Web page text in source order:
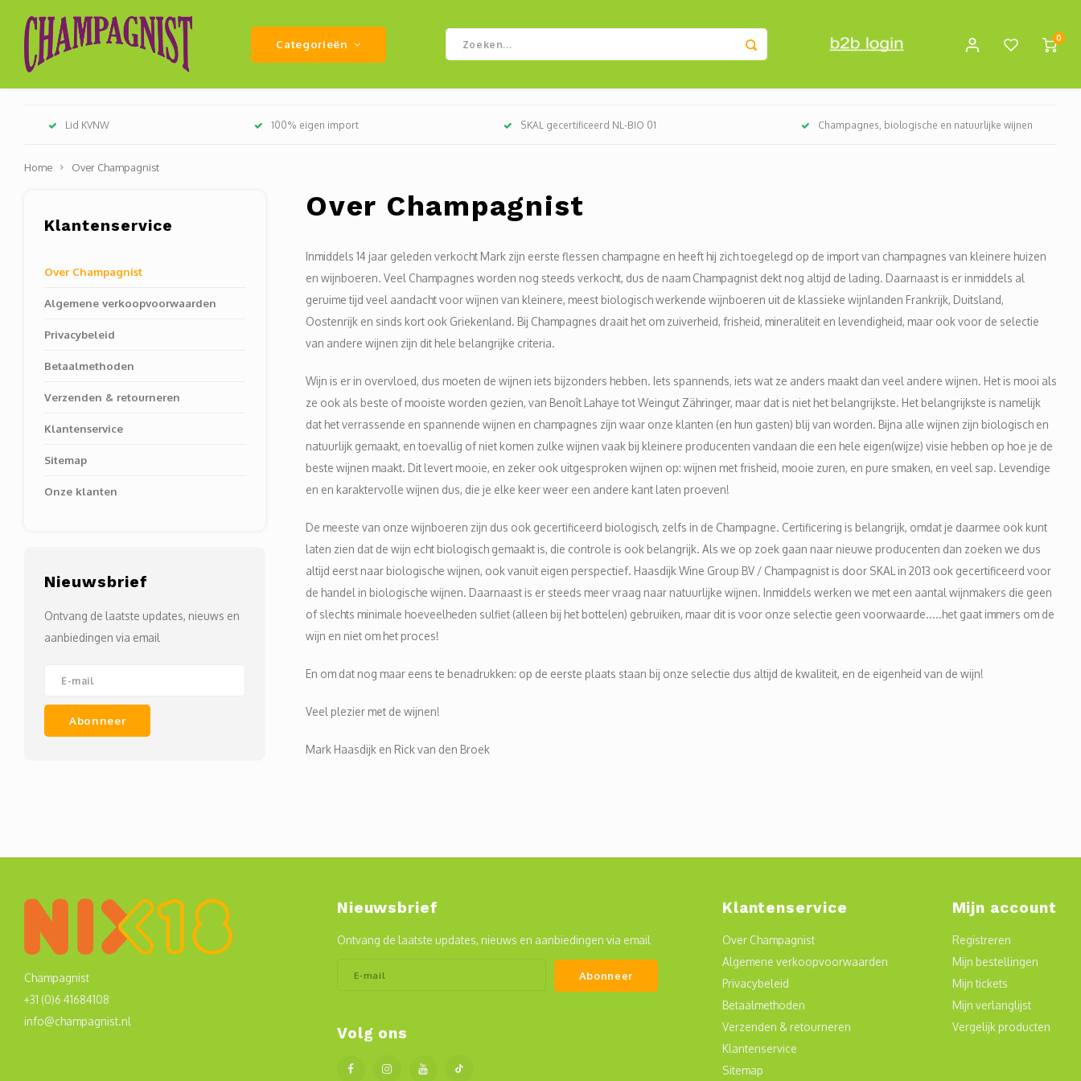
Categorieën 0
Lid KVNW 100% eigen import SKAL gecertificeerd NL-BIO 01 Champagnes, biologische en natuurlijke wijnen
Home Over Champagnist
Klantenservice
Over Champagnist
Algemene verkoopvoorwaarden
Privacybeleid
Betaalmethoden
Verzenden & retourneren
Klantenservice
Sitemap
Onze klanten
Nieuwsbrief
Ontvang de laatste updates, nieuws en
aanbiedingen via email
Abonneer
Over Champagnist
Inmiddels 14 jaar geleden verkocht Mark zijn eerste flessen champagne en heeft hij zich toegelegd op de import van champagnes van kleinere huizen
en wijnboeren. Veel Champagnes worden nog steeds verkocht, dus de naam Champagnist dekt nog altijd de lading. Daarnaast is er inmiddels al
geruime tijd veel aandacht voor wijnen van kleinere, meest biologisch werkende wijnboeren uit de klassieke wijnlanden Frankrijk, Duitsland,
Oostenrijk en sinds kort ook Griekenland. Bij Champagnes draait het om zuiverheid, frisheid, mineraliteit en levendigheid, maar ook voor de selectie
van andere wijnen zijn dit hele belangrijke criteria.
Wijn is er in overvloed, dus moeten de wijnen iets bijzonders hebben. Iets spannends, iets wat ze anders maakt dan veel andere wijnen. Het is mooi als
ze ook als beste of mooiste worden gezien, van Benoît Lahaye tot Weingut Zähringer, maar dat is niet het belangrijkste. Het belangrijkste is namelijk
dat het verrassende en spannende wijnen en champagnes zijn waar onze klanten (en hun gasten) blij van worden. Bijna alle wijnen zijn biologisch en
natuurlijk gemaakt, en toevallig of niet komen zulke wijnen vaak bij kleinere producenten vandaan die een hele eigen(wijze) visie hebben op hoe je de
beste wijnen maakt. Dit levert mooie, en zeker ook uitgesproken wijnen op: wijnen met frisheid, mooie zuren, en pure smaken, en veel sap. Levendige
en en karaktervolle wijnen dus, die je elke keer weer een andere kant laten proeven!
De meeste van onze wijnboeren zijn dus ook gecertificeerd biologisch, zelfs in de Champagne. Certificering is belangrijk, omdat je daarmee ook kunt
laten zien dat de wijn echt biologisch gemaakt is, die controle is ook belangrijk. Als we op zoek gaan naar nieuwe producenten dan zoeken we dus
altijd eerst naar biologische wijnen, ook vanuit eigen perspectief. Haasdijk Wine Group BV / Champagnist is door SKAL in 2013 ook gecertificeerd voor
de handel in biologische wijnen. Daarnaast is er steeds meer vraag naar natuurlijke wijnen. Inmiddels werken we met een aantal wijnmakers die geen
of slechts minimale hoeveelheden sulfiet (alleen bij het bottelen) gebruiken, maar dit is voor onze selectie geen voorwaarde.....het gaat immers om de
wijn en niet om het proces!
En om dat nog maar eens te benadrukken: op de eerste plaats staan bij onze selectie dus altijd de kwaliteit, en de eigenheid van de wijn!
Veel plezier met de wijnen!
Mark Haasdijk en Rick van den Broek
Champagnist
+31 (0)6 41684108
info@champagnist.nl
Nieuwsbrief
Ontvang de laatste updates, nieuws en aanbiedingen via email
Abonneer
Volg ons
Klantenservice
Over Champagnist
Algemene verkoopvoorwaarden
Privacybeleid
Betaalmethoden
Verzenden & retourneren
Klantenservice
Sitemap
Mijn account
Registreren
Mijn bestellingen
Mijn tickets
Mijn verlanglijst
Vergelijk producten